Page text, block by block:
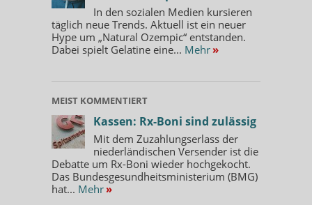
In den sozialen Medien kursieren
täglich neue Trends. Aktuell ist ein neuer
Hype um „Natural Ozempic“ entstanden.
Dabei spielt Gelatine eine... Mehr »
MEIST KOMMENTIERT
Kassen: Rx-Boni sind zulässig
Mit dem Zuzahlungserlass der
niederländischen Versender ist die
Debatte um Rx-Boni wieder hochgekocht.
Das Bundesgesundheitsministerium (BMG)
hat... Mehr »